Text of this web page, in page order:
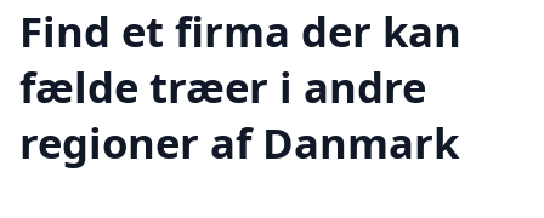
Find et firma der kan
fælde træer i andre
regioner af Danmark